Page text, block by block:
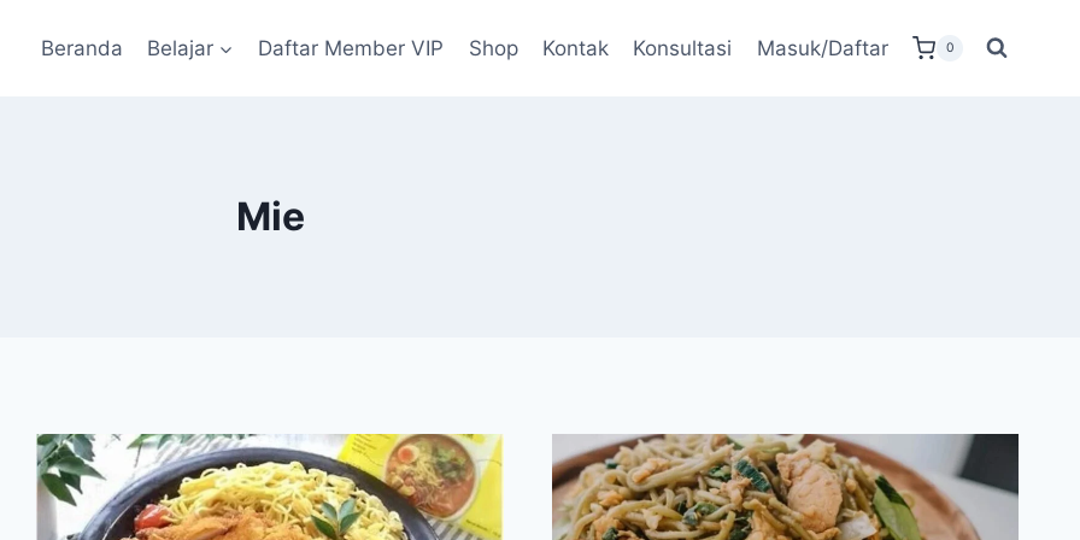
Beranda Belajar Daftar Member VIP Shop Kontak Konsultasi Masuk/Daftar 0
Mie